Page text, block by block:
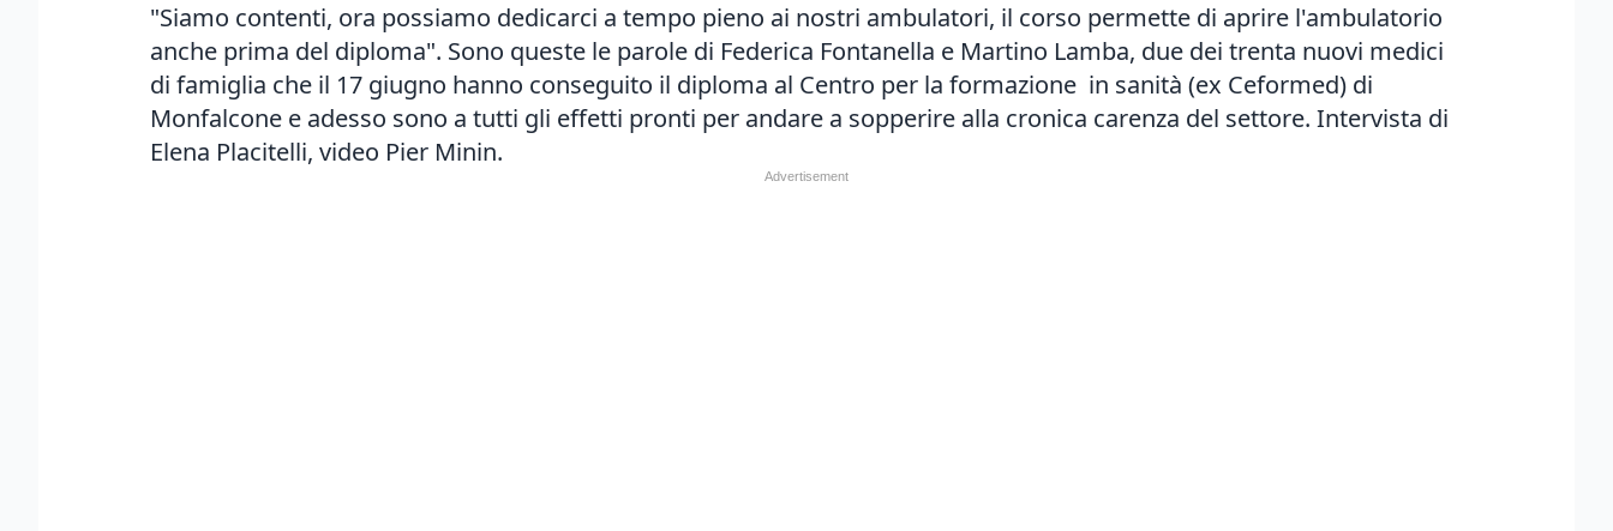
"Siamo contenti, ora possiamo dedicarci a tempo pieno ai nostri ambulatori, il corso permette di aprire l'ambulatorio
anche prima del diploma". Sono queste le parole di Federica Fontanella e Martino Lamba, due dei trenta nuovi medici
di famiglia che il 17 giugno hanno conseguito il diploma al Centro per la formazione in sanità (ex Ceformed) di
Monfalcone e adesso sono a tutti gli effetti pronti per andare a sopperire alla cronica carenza del settore. Intervista di
Elena Placitelli, video Pier Minin.